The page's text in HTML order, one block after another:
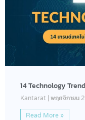
14 Technology
Kantarat พฤศจิกายน
Read More »